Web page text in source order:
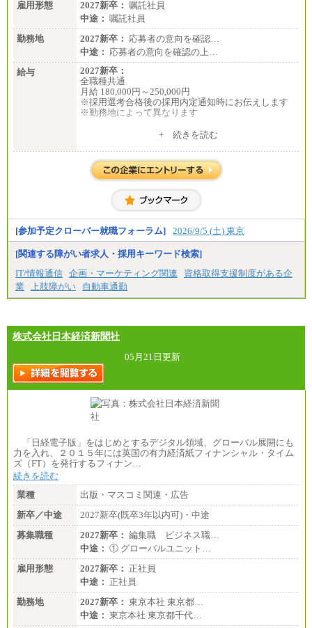
雇用形態
2027新卒： 嘱託社員
中途： 嘱託社員
勤務地
2027新卒： 応募者の意向を確認…
中途： 応募者の意向を確認の上…
給与
2027新卒：
全職種共通
月給 180,000円～250,000円
※採用選考合格後の採用内定通知時にお伝えします
※勤務地によって異なります
月給 200,000円～250,000円
入社時の処遇は経験・能力を考慮の上、当社規程に
より決定します。
お伝えします。
+ 続きを読む
[参加予定クローバー就職フォーラム] 2026/9/5 (土) 東京
[関連する障がい者求人・採用キーワード検索]
IT/情報通信 企画・マーケティング関連
資格取得支援制度がある企
業
上肢障がい 自動車通勤
株式会社日本経済新聞社
05月21日更新
「日経電子版」をはじめとするデジタル領域、グローバル展開にも
力を入れ、２０１５年には英国の有力経済紙フィナンシャル・タイム
ズ（FT）を発行するフィナン…
続きを読む
業種
出版・マスコミ関連・広告
新卒／中途
2027新卒(既卒3年以内可)・中途
募集職種
2027新卒： 編集職 ビジネス職…
中途： ① グローバルユニット…
雇用形態
2027新卒： 正社員
中途： 正社員
勤務地
2027新卒： 東京本社 東京都…
中途： 東京本社 東京都千代…